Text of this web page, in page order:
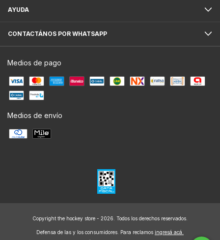
AYUDA
CONTACTÁNOS POR WHATSAPP
Medios de pago
Medios de envío
Copyright the hockey store - 2026. Todos los derechos reservados.
Defensa de las y los consumidores. Para reclamos ingresá acá.